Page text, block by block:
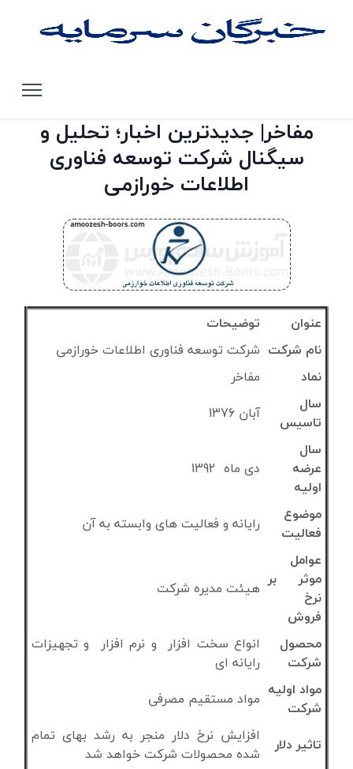
مفاخر| جدیدترین اخبار؛ تحلیل و
سیگنال شرکت توسعه فناوری
اطلاعات خورازمی
عنوان
توضیحات
نام شرکت شرکت توسعه فناوری اطلاعات خورازمی
نماد
مفاخر
سال
تاسیس
آبان 1376
سال
عرضه
اولیه
دی ماه 1392
موضوع
فعالیت
رایانه و فعالیت های وابسته به آن
عوامل
موثر بر
نرخ
فروش
هیئت مدیره شرکت
محصول
شرکت
انواع سخت افزار و نرم افزار و تجهیزات
رایانه ای
مواد اولیه
شرکت
مواد مستقیم مصرفی
تاثیر دلار
افزایش نرخ دلار منجر به رشد بهای تمام
شده محصولات شرکت خواهد شد